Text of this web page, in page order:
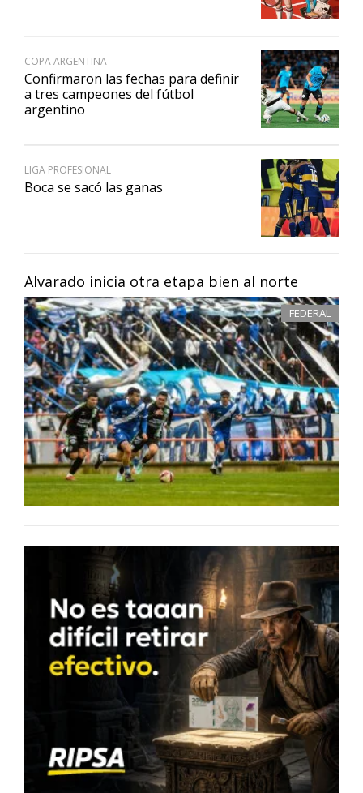
Alvarado inicia otra etapa bien al norte
FEDERAL
COPA ARGENTINA
Confirmaron las fechas para definir
a tres campeones del fútbol
argentino
LIGA PROFESIONAL
Boca se sacó las ganas